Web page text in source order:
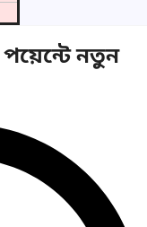
পয়েন্টে নতুন